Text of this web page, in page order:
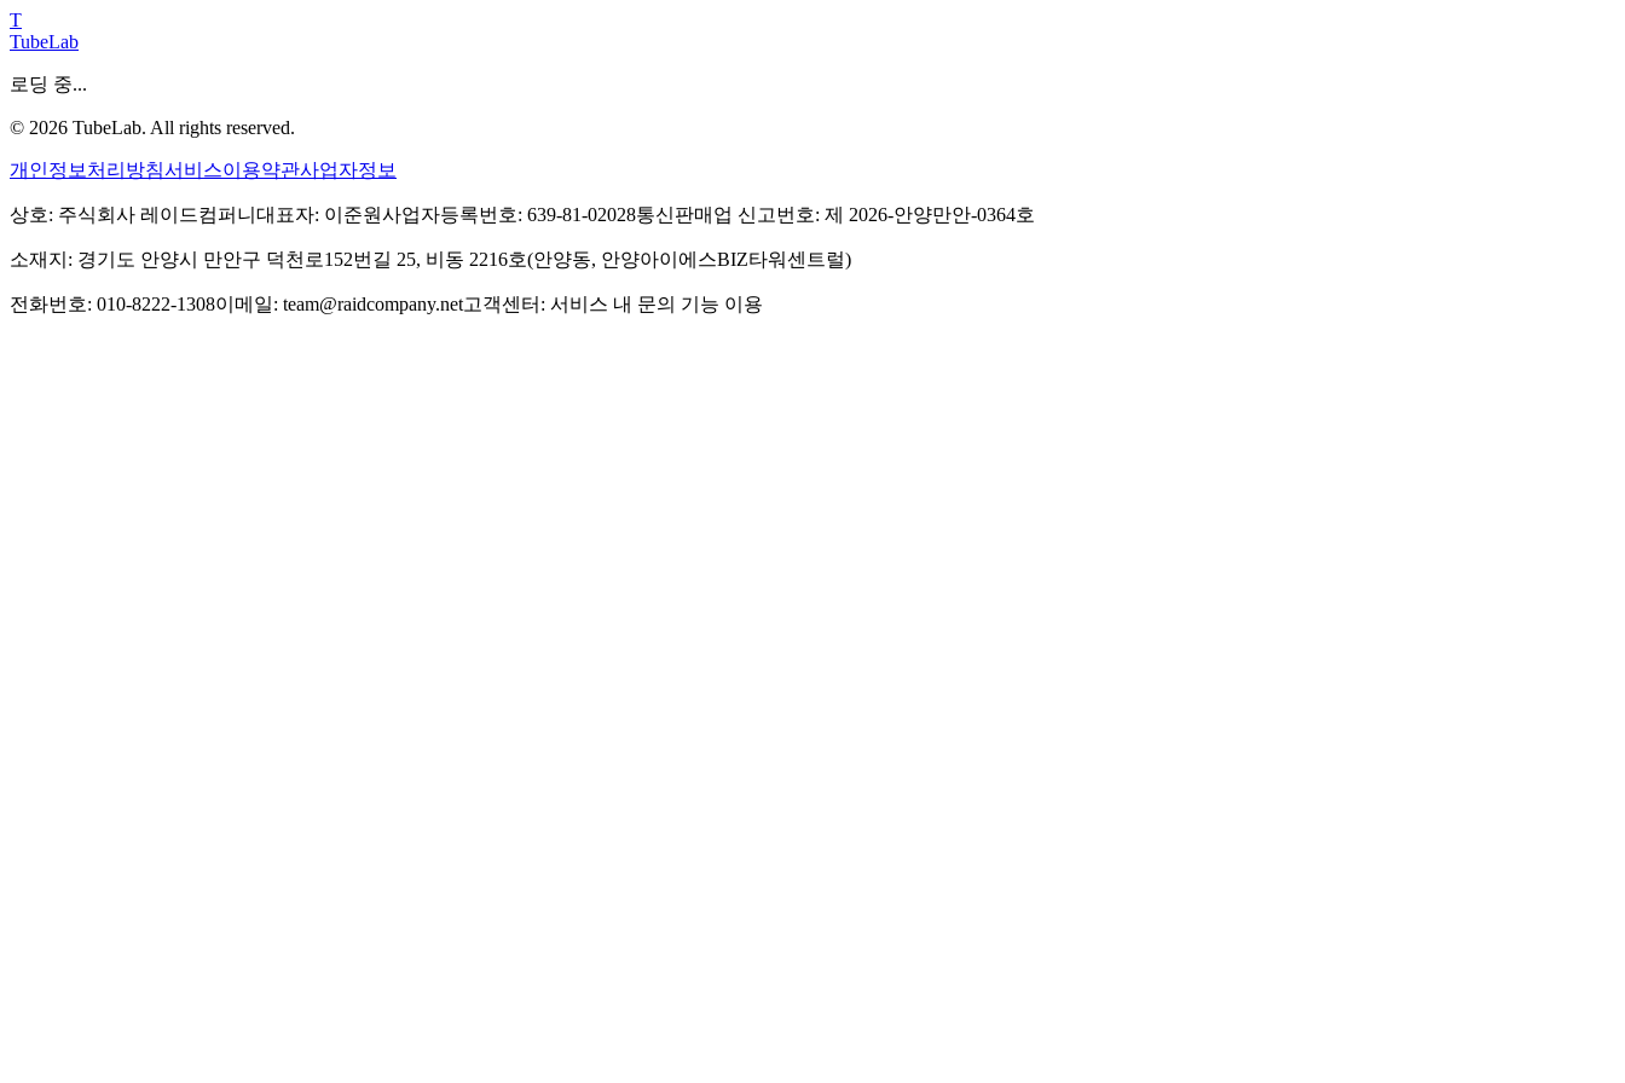
T
TubeLab
로딩 중...
© 2026 TubeLab. All rights reserved.
개인정보처리방침서비스이용약관사업자정보
상호: 주식회사 레이드컴퍼니 대표자: 이준원사업자등록번호: 639-81-02028통신판매업 신고번호: 제 2026-안양만안-0364호
소재지: 경기도 안양시 만안구 덕천로152번길 25, 비동 2216호(안양동, 안양아이에스BIZ타워센트럴)
전화번호: 010-8222-1308이메일: team@raidcompany.net고객센터: 서비스 내 문의 기능 이용